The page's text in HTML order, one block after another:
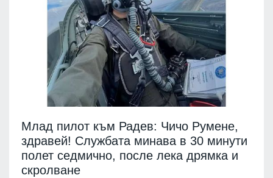
Млад пилот към Радев: Чичо Румене,
здравей! Службата минава в 30 минути
полет седмично, после лека дрямка и
скролване